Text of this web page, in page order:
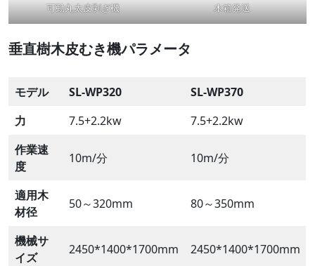
可動丸太皮剥ぎ機 木箱発送
垂直樹木皮むき機パラメータ
モデル SL-WP320
SL-WP370
力
7.5+2.2kw
7.5+2.2kw
作業速
度
10m/分 10m/分
適用木
材径
50～320mm 80～350mm
機械サ
イズ
2450*1400*1700mm 2450*1400*1700mm